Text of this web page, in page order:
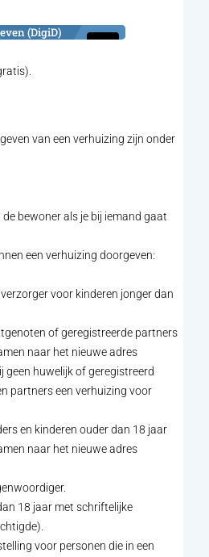
(DigiD)
in nieuw tabblad)
van een verhuizing zijn onder
bewoner als je bij iemand gaat
een verhuizing doorgeven:
voor kinderen jonger dan
of geregistreerde partners
naar het nieuwe adres
geen huwelijk of geregistreerd
partners een verhuizing voor
en kinderen ouder dan 18 jaar
naar het nieuwe adres
18 jaar met schriftelijke
voor personen die in een